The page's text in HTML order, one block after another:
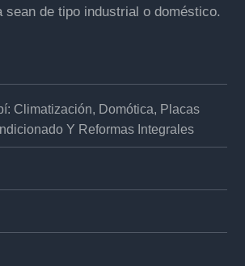
sean de tipo industrial o doméstico.
Climatización, Domótica, Placas
Y Reformas Integrales